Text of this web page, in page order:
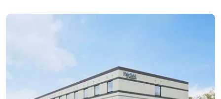
るまち」にある当館は、ご宿泊のお客様にその時期に採れた旬の